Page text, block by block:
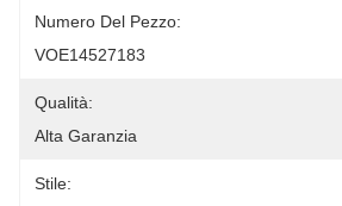
Numero Del Pezzo:
VOE14527183
Qualità:
Alta Garanzia
Stile: